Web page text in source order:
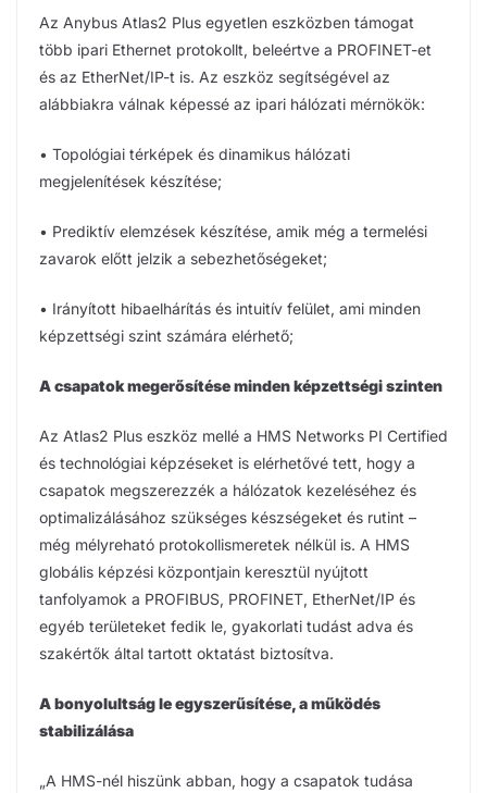
Az Anybus Atlas2 Plus egyetlen eszközben támogat
több ipari Ethernet protokollt, beleértve a PROFINET-et
és az EtherNet/IP-t is. Az eszköz segítségével az
alábbiakra válnak képessé az ipari hálózati mérnökök:
• Topológiai térképek és dinamikus hálózati
megjelenítések készítése;
• Prediktív elemzések készítése, amik még a termelési
zavarok előtt jelzik a sebezhetőségeket;
• Irányított hibaelhárítás és intuitív felület, ami minden
képzettségi szint számára elérhető;
A csapatok megerősítése minden képzettségi szinten
Az Atlas2 Plus eszköz mellé a HMS Networks PI Certified
és technológiai képzéseket is elérhetővé tett, hogy a
csapatok megszerezzék a hálózatok kezeléséhez és
optimalizálásához szükséges készségeket és rutint –
még mélyreható protokollismeretek nélkül is. A HMS
globális képzési központjain keresztül nyújtott
tanfolyamok a PROFIBUS, PROFINET, EtherNet/IP és
egyéb területeket fedik le, gyakorlati tudást adva és
szakértők által tartott oktatást biztosítva.
A bonyolultság le egyszerűsítése, a működés
stabilizálása
„A HMS-nél hiszünk abban, hogy a csapatok tudása